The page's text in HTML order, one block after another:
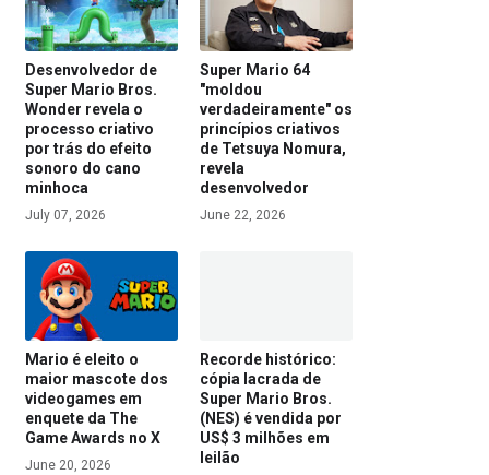
Desenvolvedor de
Super Mario Bros.
Wonder revela o
processo criativo
por trás do efeito
sonoro do cano
minhoca
July 07, 2026
Super Mario 64
"moldou
verdadeiramente" os
princípios criativos
de Tetsuya Nomura,
revela
desenvolvedor
June 22, 2026
Mario é eleito o
maior mascote dos
videogames em
enquete da The
Game Awards no X
June 20, 2026
Recorde histórico:
cópia lacrada de
Super Mario Bros.
(NES) é vendida por
US$ 3 milhões em
leilão